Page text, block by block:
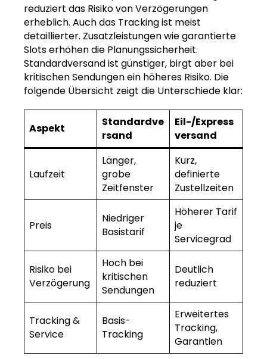
reduziert das Risiko von Verzögerungen
erheblich. Auch das Tracking ist meist
detaillierter. Zusatzleistungen wie garantierte
Slots erhöhen die Planungssicherheit.
Standardversand ist günstiger, birgt aber bei
kritischen Sendungen ein höheres Risiko. Die
folgende Übersicht zeigt die Unterschiede klar:
Aspekt
Standardve
rsand
Eil-/Express
versand
Laufzeit
Länger,
grobe
Zeitfenster
Kurz,
definierte
Zustellzeiten
Preis
Niedriger
Basistarif
Höherer Tarif
je
Servicegrad
Risiko bei
Verzögerung
Hoch bei
kritischen
Sendungen
Deutlich
reduziert
Tracking &
Service
Basis-
Tracking
Erweitertes
Tracking,
Garantien